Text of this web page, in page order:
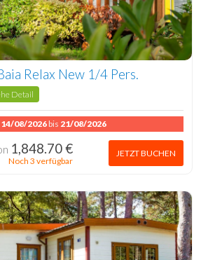
Relax New 1/4 Pers.
Detail
14/08/2026 bis 21/08/2026
1,848.70 €
Noch 3 verfügbar
JETZT BUCHEN